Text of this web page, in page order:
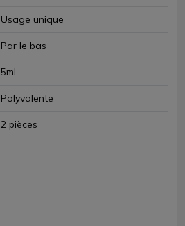
Usage unique
Par le bas
5ml
Polyvalente
2 pièces